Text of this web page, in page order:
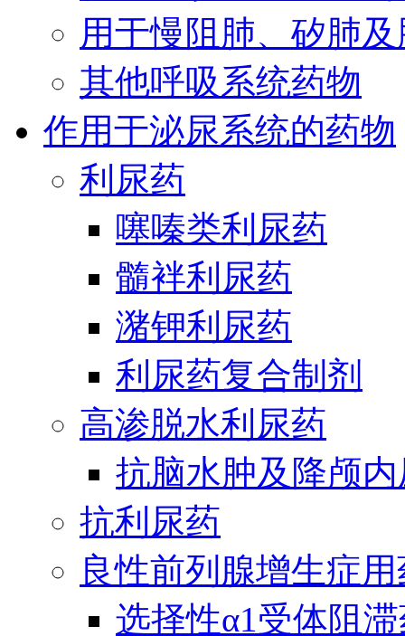
用于慢阻肺、矽肺
其他呼吸系统药物
作用于泌尿系统的药物
利尿药
噻嗪类利尿药
髓袢利尿药
潴钾利尿药
利尿药复合制剂
高渗脱水利尿药
抗脑水肿及降颅
抗利尿药
良性前列腺增生症
选择性α1受体阻